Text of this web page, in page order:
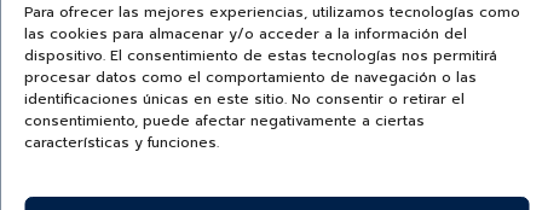
Para ofrecer las mejores experiencias, utilizamos tecnologías como
las cookies para almacenar y/o acceder a la información del
dispositivo. El consentimiento de estas tecnologías nos permitirá
procesar datos como el comportamiento de navegación o las
identificaciones únicas en este sitio. No consentir o retirar el
consentimiento, puede afectar negativamente a ciertas
características y funciones.
BAUER NEWS
SERVICIOS
SIGUENOS EN